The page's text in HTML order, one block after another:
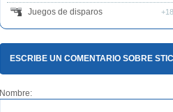
Juegos de disparos
ESCRIBE UN COMENTARIO SOBRE
Nombre: